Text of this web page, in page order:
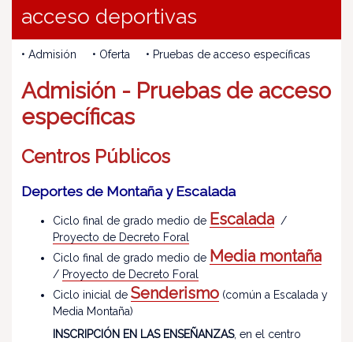
acceso deportivas
• Admisión • Oferta • Pruebas de acceso específicas
Admisión - Pruebas de acceso
específicas
Centros Públicos
Deportes de Montaña y Escalada
Ciclo final de grado medio de Escalada /
Proyecto de Decreto Foral
Ciclo final de grado medio de Media montaña
/ Proyecto de Decreto Foral
Ciclo inicial de Senderismo (común a Escalada y
Media Montaña)
INSCRIPCIÓN EN LAS ENSEÑANZAS, en el centro